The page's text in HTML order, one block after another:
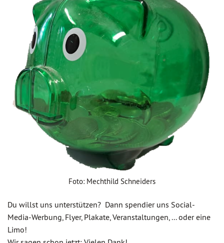
Foto: Mechthild Schneiders
Du willst uns unterstützen? Dann spendier uns Social-
Media-Werbung, Flyer, Plakate, Veranstaltungen, ... oder eine
Limo!